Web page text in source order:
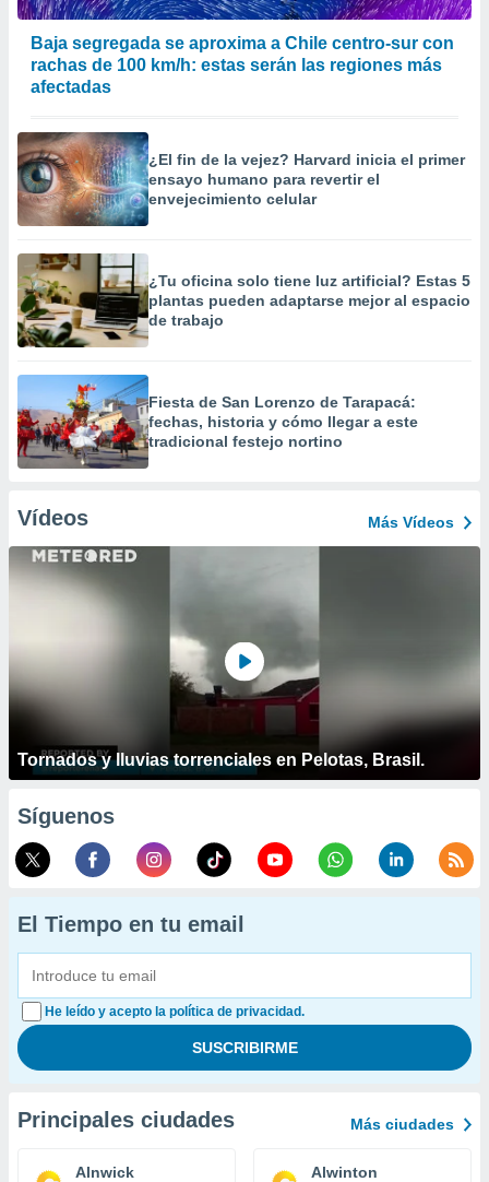
Baja segregada se aproxima a Chile centro-sur con
rachas de 100 km/h: estas serán las regiones más
afectadas
¿El fin de la vejez? Harvard inicia el primer
ensayo humano para revertir el
envejecimiento celular
¿Tu oficina solo tiene luz artificial? Estas 5
plantas pueden adaptarse mejor al espacio
de trabajo
Fiesta de San Lorenzo de Tarapacá:
fechas, historia y cómo llegar a este
tradicional festejo nortino
Vídeos Más Vídeos
Tornados y lluvias torrenciales en Pelotas, Brasil.
Síguenos
El Tiempo en tu email
He leído y acepto la política de privacidad.
Principales ciudades Más ciudades
Alnwick Alwinton